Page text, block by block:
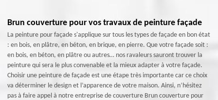
Brun couverture pour vos travaux de peinture façade
La peinture pour façade s'applique sur tous les types de façade en bon état
: en bois, en plâtre, en béton, en brique, en pierre. Que votre façade soit :
en bois, en béton, en plâtre ou autres… nos ravaleurs sauront trouver la
peinture qui sera le plus convenable et la mieux adapter à votre façade.
Choisir une peinture de façade est une étape très importante car ce choix
va déterminer le design et l’apparence de votre maison. Ainsi, n’hésitez
pas à faire appel à notre entreprise de couverture Brun couverture pour